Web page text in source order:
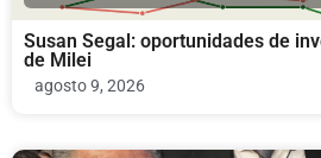
Susan Segal: oportunidades de
de Milei
agosto 9, 2026